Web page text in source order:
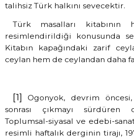
talihsiz Türk halkını sevecektir.
Türk masalları
resimlendirildiği konusunda
Kitabın kapağındaki zarif
ceylan hem de ceylandan daha
[1] Ogonyok, devrim
sonrası çıkmayı sürdüren
Toplumsal-siyasal ve edebi-
resimli haftalık derginin tirajı,